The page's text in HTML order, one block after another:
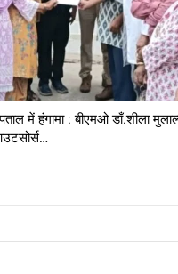
में हंगामा : बीएमओ डाँ.शीला